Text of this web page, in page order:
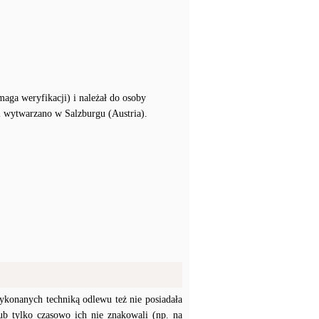
weryfikacji) i należał do osoby
w Salzburgu (Austria).
techniką odlewu też nie posiadała
tylko czasowo ich nie znakowali (np. na